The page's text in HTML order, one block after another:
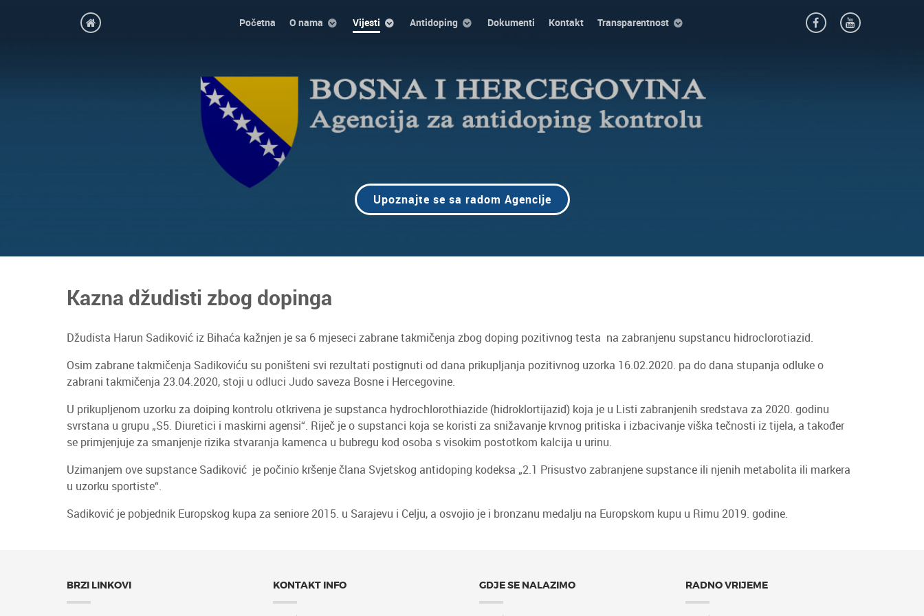
Početna O nama Vijesti Antidoping Dokumenti Kontakt Transparentnost
Upoznajte se sa radom Agencije
Kazna džudisti zbog dopinga
Džudista Harun Sadiković iz Bihaća kažnjen je sa 6 mjeseci zabrane takmičenja zbog doping pozitivnog testa na zabranjenu supstancu hidroclorotiazid.
Osim zabrane takmičenja Sadikoviću su poništeni svi rezultati postignuti od dana prikupljanja pozitivnog uzorka 16.02.2020. pa do dana stupanja odluke o
zabrani takmičenja 23.04.2020, stoji u odluci Judo saveza Bosne i Hercegovine.
U prikupljenom uzorku za doiping kontrolu otkrivena je supstanca hydrochlorothiazide (hidroklortijazid) koja je u Listi zabranjenih sredstava za 2020. godinu
svrstana u grupu „S5. Diuretici i maskirni agensi“. Riječ je o supstanci koja se koristi za snižavanje krvnog pritiska i izbacivanje viška tečnosti iz tijela, a također
se primjenjuje za smanjenje rizika stvaranja kamenca u bubregu kod osoba s visokim postotkom kalcija u urinu.
Uzimanjem ove supstance Sadiković je počinio kršenje člana Svjetskog antidoping kodeksa „2.1 Prisustvo zabranjene supstance ili njenih metabolita ili markera
u uzorku sportiste“.
Sadiković je pobjednik Europskog kupa za seniore 2015. u Sarajevu i Celju, a osvojio je i bronzanu medalju na Europskom kupu u Rimu 2019. godine.
BRZI LINKOVI KONTAKT INFO GDJE SE NALAZIMO RADNO VRIJEME